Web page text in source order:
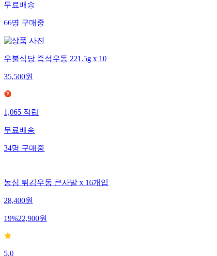
무료배송
66명구매중
우불식당 즉석우동 221.5g x 10
35,500원
1,065적립
무료배송
34명구매중
농심 튀김우동 큰사발 x 16개입
28,400원
19%22,900원